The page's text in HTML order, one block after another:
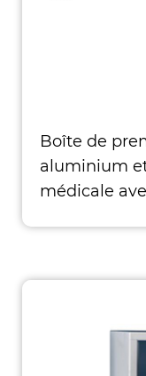
Boîte de
aluminium
médicale